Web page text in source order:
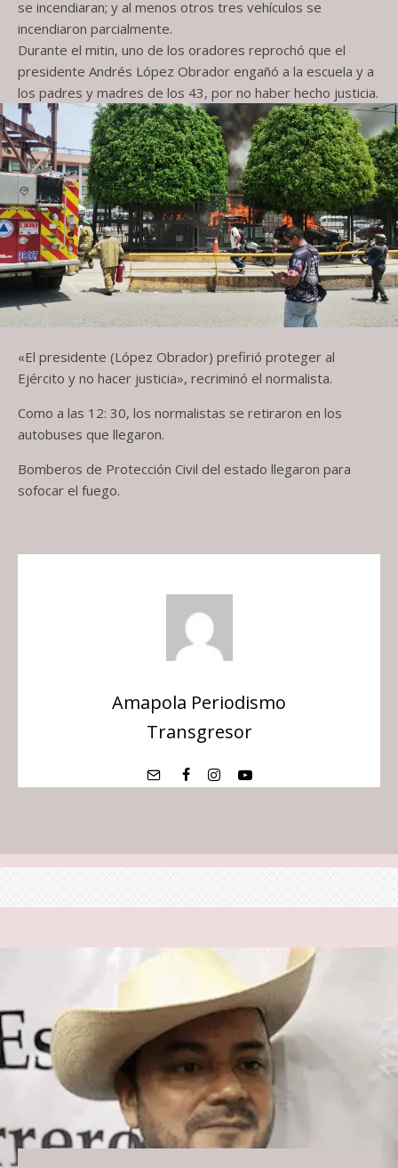
se incendiaran; y al menos otros tres vehículos se
incendiaron parcialmente.
Durante el mitin, uno de los oradores reprochó que el
presidente Andrés López Obrador engañó a la escuela y a
los padres y madres de los 43, por no haber hecho justicia.
«El presidente (López Obrador) prefirió proteger al
Ejército y no hacer justicia», recriminó el normalista.
Como a las 12: 30, los normalistas se retiraron en los
autobuses que llegaron.
Bomberos de Protección Civil del estado llegaron para
sofocar el fuego.
Amapola Periodismo
Transgresor